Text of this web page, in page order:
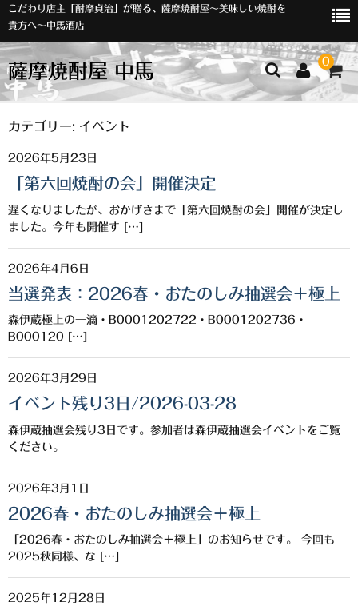
こだわり店主「酎摩貞治」が贈る、薩摩焼酎屋～美味しい焼酎を
貴方へ～中馬酒店
薩摩焼酎屋 中馬 0
ホーム
お知らせ
入荷情報
イベント
店主おすすめ
数量限定
希少焼酎
季節限定品
セット商品
ウヰスキー
中馬酒店オリジナル
全取扱商品
カテゴリー: イベント
2026年5月23日
「第六回焼酎の会」開催決定
遅くなりましたが、おかげさまで「第六回焼酎の会」開催が決定し
ました。今年も開催す […]
2026年4月6日
当選発表：2026春・おたのしみ抽選会＋極上
森伊蔵極上の一滴・B0001202722・B0001202736・
B000120 […]
2026年3月29日
イベント残り3日/2026-03-28
森伊蔵抽選会残り3日です。参加者は森伊蔵抽選会イベントをご覧
ください。
2026年3月1日
2026春・おたのしみ抽選会＋極上
「2026春・おたのしみ抽選会＋極上」のお知らせです。 今回も
2025秋同様、な […]
2025年12月28日